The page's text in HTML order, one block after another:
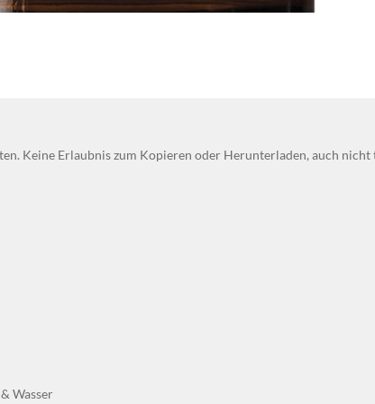
Keine Erlaubnis zum Kopieren oder Herunterladen, auch nicht
Wasser